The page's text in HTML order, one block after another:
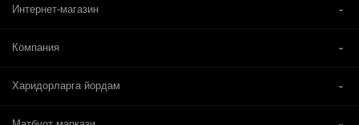
Интернет-магазин
Компания
Харидорларга йордам